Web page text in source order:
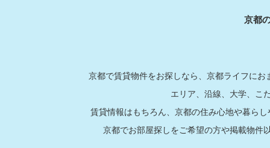
京都
京都で賃貸物件をお探しなら、京都ライフに
エリア、沿線、大学、こ
賃貸情報はもちろん、京都の住み心地や暮ら
京都でお部屋探しをご希望の方や掲載物件